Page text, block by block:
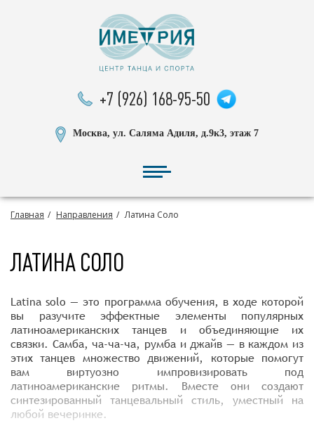
+7 (926) 168-95-50
Москва, ул. Саляма Адиля, д.9к3, этаж 7
Главная Направления Латина Соло
ЛАТИНА СОЛО
Latina solo — это программа обучения, в ходе которой
вы разучите эффектные элементы популярных
латиноамериканских танцев и объединяющие их
связки. Самба, ча-ча-ча, румба и джайв — в каждом из
этих танцев множество движений, которые помогут
вам виртуозно импровизировать под
латиноамериканские ритмы. Вместе они создают
синтезированный танцевальный стиль, уместный на
любой вечеринке.